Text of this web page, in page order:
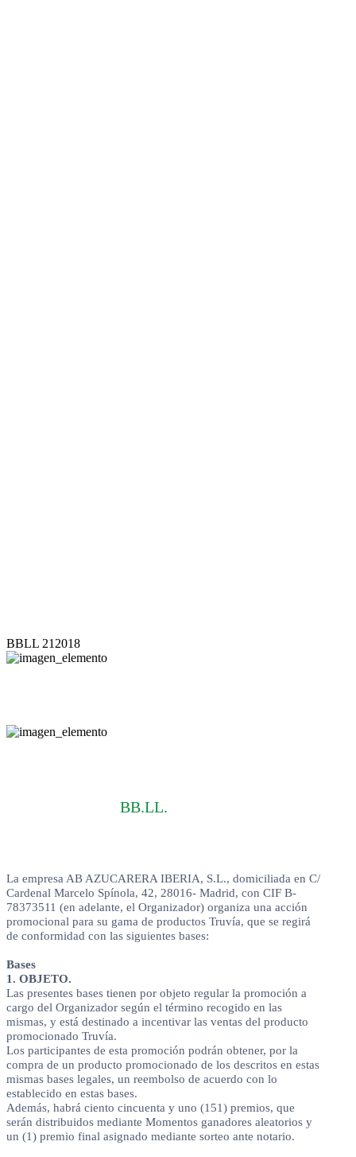
BBLL 212018
BB.LL.
La empresa AB AZUCARERA IBERIA, S.L., domiciliada en C/
Cardenal Marcelo Spínola, 42, 28016- Madrid, con CIF B-
78373511 (en adelante, el Organizador) organiza una acción
promocional para su gama de productos Truvía, que se regirá
de conformidad con las siguientes bases:
Bases
1. OBJETO.
Las presentes bases tienen por objeto regular la promoción a
cargo del Organizador según el término recogido en las
mismas, y está destinado a incentivar las ventas del producto
promocionado Truvía.
Los participantes de esta promoción podrán obtener, por la
compra de un producto promocionado de los descritos en estas
mismas bases legales, un reembolso de acuerdo con lo
establecido en estas bases.
Además, habrá ciento cincuenta y uno (151) premios, que
serán distribuidos mediante Momentos ganadores aleatorios y
un (1) premio final asignado mediante sorteo ante notario.